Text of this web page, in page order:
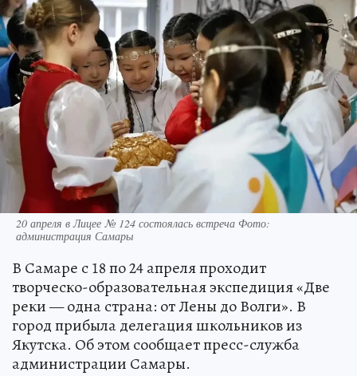
20 апреля в Лицее № 124 состоялась встреча Фото:
администрация Самары
В Самаре с 18 по 24 апреля проходит
творческо-образовательная экспедиция «Две
реки — одна страна: от Лены до Волги». В
город прибыла делегация школьников из
Якутска. Об этом сообщает пресс-служба
администрации Самары.